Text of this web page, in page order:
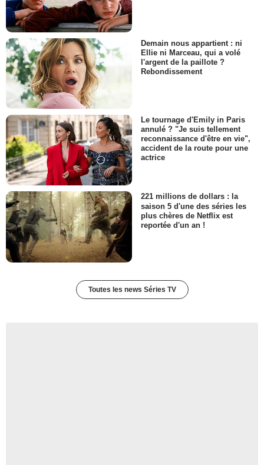
Demain nous appartient : ni
Ellie ni Marceau, qui a volé
l'argent de la paillote ?
Rebondissement
Le tournage d'Emily in Paris
annulé ? "Je suis tellement
reconnaissance d'être en vie",
accident de la route pour une
actrice
221 millions de dollars : la
saison 5 d'une des séries les
plus chères de Netflix est
reportée d'un an !
Toutes les news Séries TV